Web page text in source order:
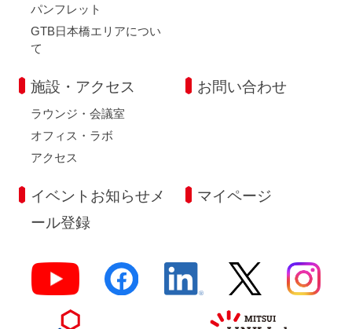
パンフレット
GTB日本橋エリアについ
て
施設・アクセス
ラウンジ・会議室
オフィス・ラボ
アクセス
お問い合わせ
イベントお知らせメ
ール登録
マイページ